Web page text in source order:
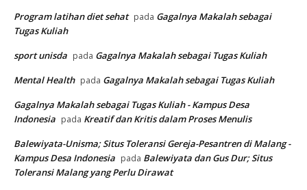
Program latihan diet sehat pada Gagalnya Makalah sebagai
Tugas Kuliah
sport unisda pada Gagalnya Makalah sebagai Tugas Kuliah
Mental Health pada Gagalnya Makalah sebagai Tugas Kuliah
Gagalnya Makalah sebagai Tugas Kuliah - Kampus Desa
Indonesia pada Kreatif dan Kritis dalam Proses Menulis
Balewiyata-Unisma; Situs Toleransi Gereja-Pesantren di Malang -
Kampus Desa Indonesia pada Balewiyata dan Gus Dur; Situs
Toleransi Malang yang Perlu Dirawat